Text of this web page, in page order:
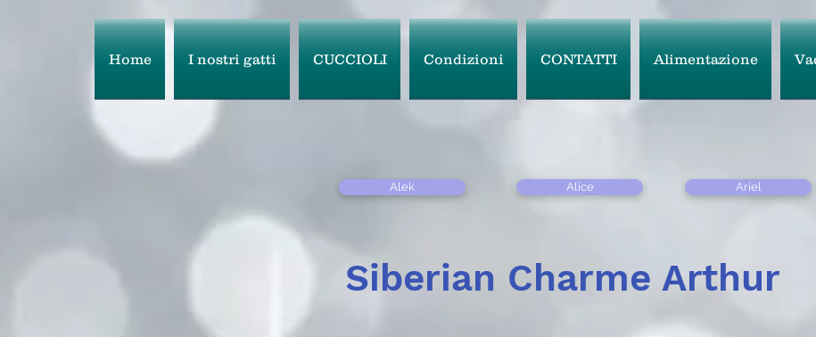
Alek Alice Ariel
Siberian Charme Arthur
Home I nostri gatti CUCCIOLI Condizioni CONTATTI Alimentazione